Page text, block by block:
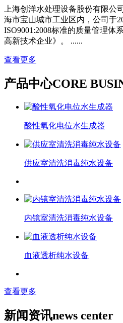
上海创洋水处理设备股份有限公
海市宝山城市工业区内，公司于
ISO9001:2008标准的质量管理体
高新技术企业》。 ......
查看更多
产品中心CORE
酸性氧化电位水生成器
供应室清洗消毒纯水设备
内镜室清洗消毒纯水设备
血液透析纯水设备
查看更多
新闻资讯news center